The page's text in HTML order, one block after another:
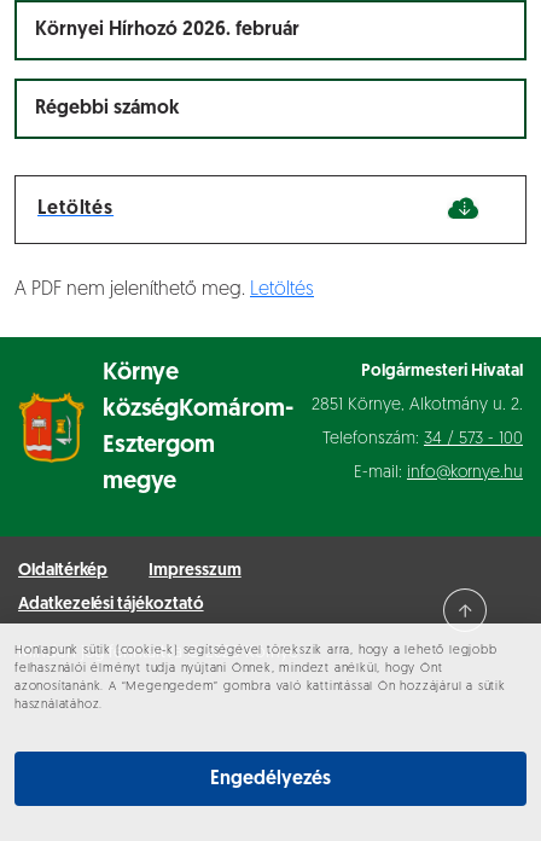
Honlapunk sütik (cookie-k) segítségével törekszik arra, hogy a lehető legjobb
felhasználói élményt tudja nyújtani Önnek, mindezt anélkül, hogy Önt
azonosítanánk. A “Megengedem” gombra való kattintással Ön hozzájárul a sütik
használatához.
Engedélyezés
Környei Hírhozó 2026. február
Régebbi számok
Letöltés
A PDF nem jeleníthető meg. Letöltés
Környe
községKomárom-
Esztergom
megye
Polgármesteri Hivatal
2851 Környe, Alkotmány u. 2.
Telefonszám: 34 / 573 - 100
E-mail: info@kornye.hu
Oldaltérkép
Impresszum
Adatkezelési tájékoztató
Minden jog fenntartva © 2026 Környe